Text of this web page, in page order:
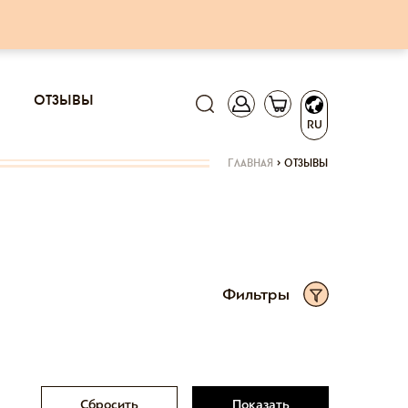
RU
отзывы
главная > отзывы
Фильтры
Сбросить Показать